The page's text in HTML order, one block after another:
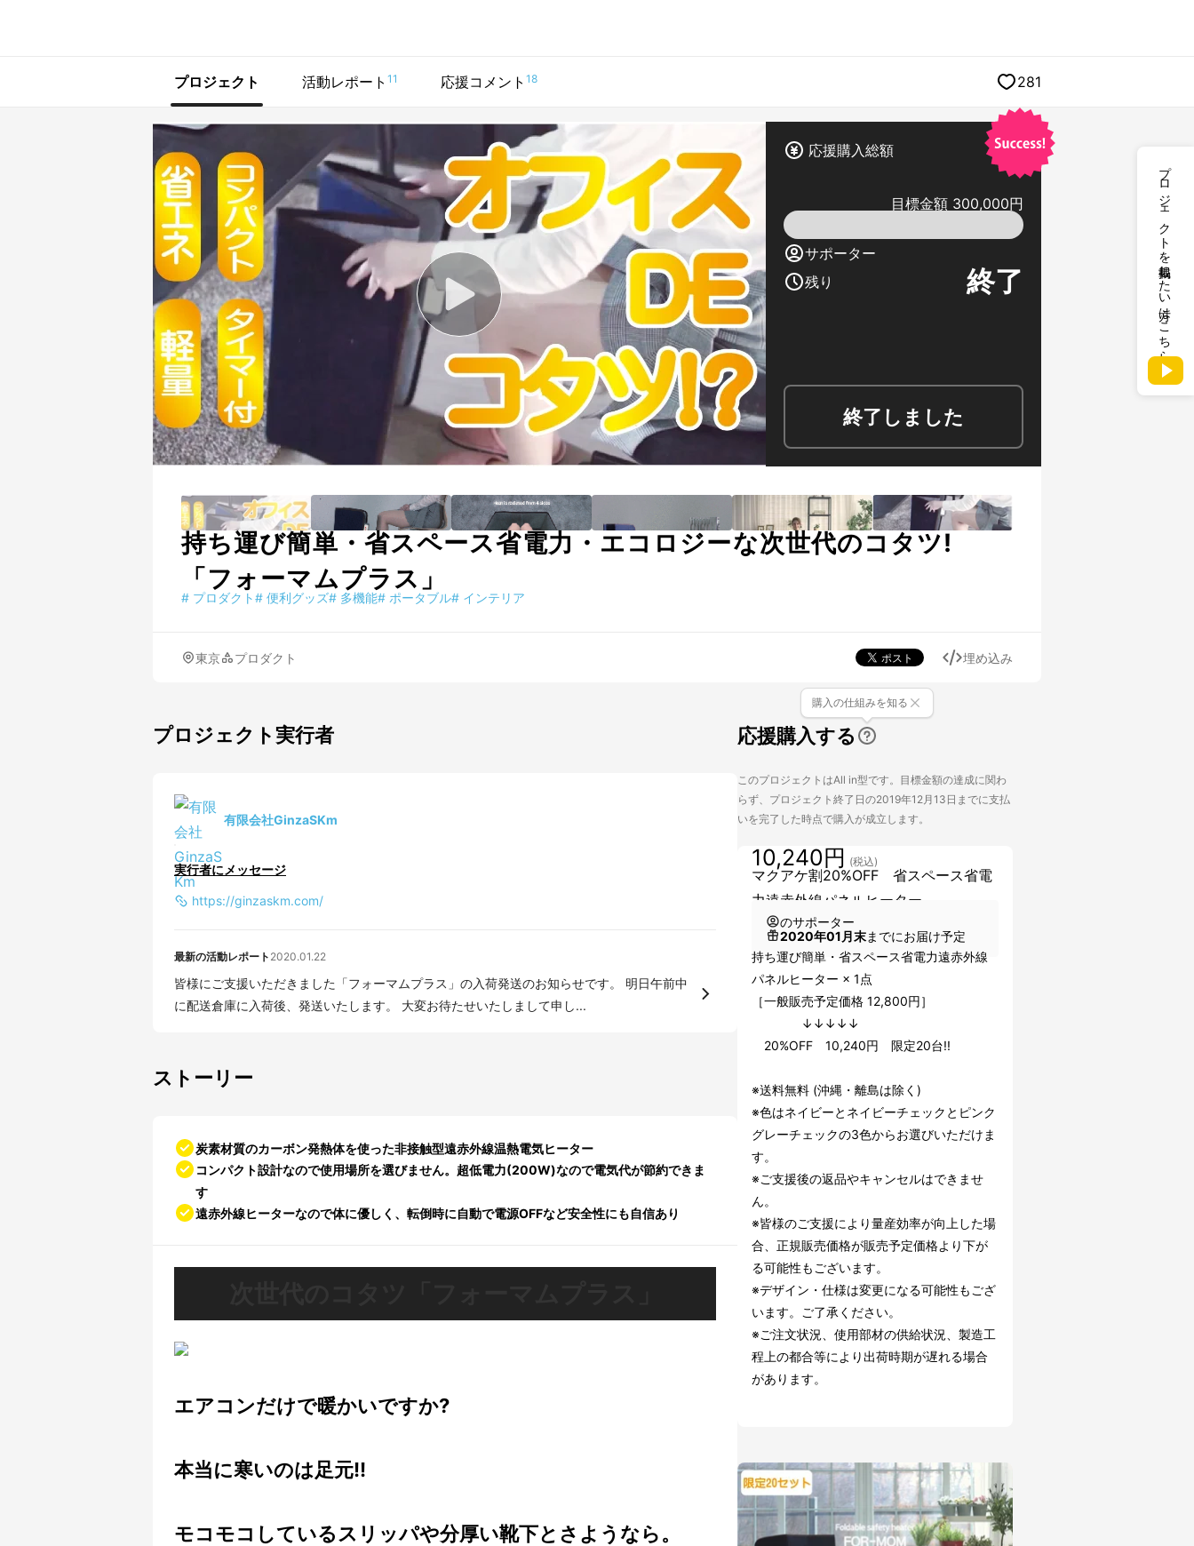
プロジェクトを掲載したい方はこちら
プロジェクト 活動レポート 11 応援コメント 18 281
応援購入総額
目標金額 300,000円
サポーター
残り
終了
終了しました
持ち運び簡単・省スペース省電力・エコロジーな次世代のコタツ!
「フォーマムプラス」
# プロダクト# 便利グッズ# 多機能# ポータブル# インテリア
東京 プロダクト 埋め込み
プロジェクト実行者
有限会社GinzaSKm
実行者にメッセージ
https://ginzaskm.com/
最新の活動レポート 2020.01.22
皆様にご支援いただきました「フォーマムプラス」の入荷発送のお知らせです。 明日午前中
に配送倉庫に入荷後、発送いたします。 大変お待たせいたしまして申し...
ストーリー
炭素材質のカーボン発熱体を使った非接触型遠赤外線温熱電気ヒーター
コンパクト設計なので使用場所を選びません。超低電力(200W)なので電気代が節約できま
す
遠赤外線ヒーターなので体に優しく、転倒時に自動で電源OFFなど安全性にも自信あり
エアコンだけで暖かいですか?
本当に寒いのは足元!!
モコモコしているスリッパや分厚い靴下とさようなら。
応援購入する
購入の仕組みを知る
このプロジェクトはAll in型です。目標金額の達成に関わ
らず、プロジェクト終了日の2019年12月13日までに支払
いを完了した時点で購入が成立します。
マクアケ割20%OFF 省スペース省電
力遠赤外線パネルヒーター
10,240円 (税込)
のサポーター
2020年01月末までにお届け予定
持ち運び簡単・省スペース省電力遠赤外線
パネルヒーター × 1点
［一般販売予定価格 12,800円］
↓↓↓↓↓
20%OFF 10,240円 限定20台!!
※送料無料 (沖縄・離島は除く)
※色はネイビーとネイビーチェックとピンク
グレーチェックの3色からお選びいただけま
す。
※ご支援後の返品やキャンセルはできませ
ん。
※皆様のご支援により量産効率が向上した場
合、正規販売価格が販売予定価格より下が
る可能性もございます。
※デザイン・仕様は変更になる可能性もござ
います。ご了承ください。
※ご注文状況、使用部材の供給状況、製造工
程上の都合等により出荷時期が遅れる場合
があります。